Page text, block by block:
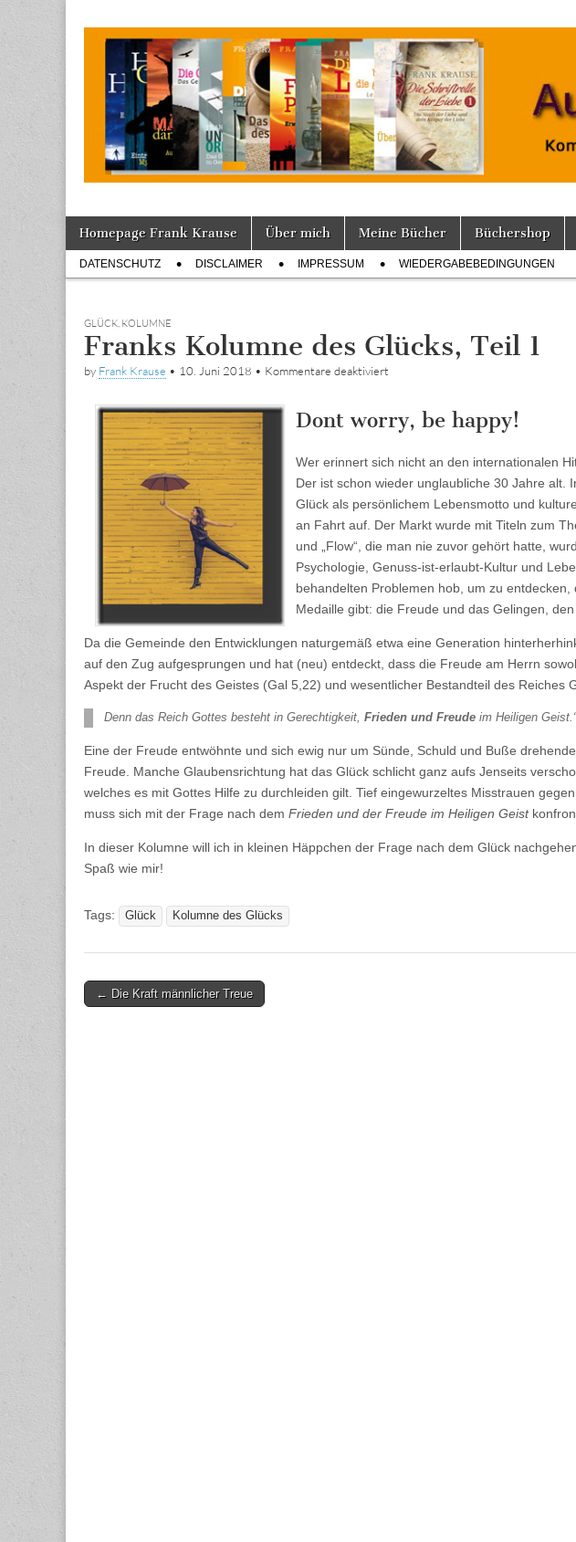
Tagebuch
Main
menu
Skip
content
Homepage Frank Krause Über mich Meine Bücher Büchershop
Sub
menu
DATENSCHUTZ DISCLAIMER IMPRESSUM WIEDERGABEBEDINGUNGEN
GLÜCK, KOLUMNE
Franks Kolumne des Glücks, Teil 1
by Frank Krause • 10. Juni 2018 • Kommentare deaktiviert
Glücks,
1
Dont worry, be happy!
Wer erinnert sich nicht an den internationalen Hit
Der ist schon wieder unglaubliche 30 Jahre alt.
Glück als persönlichem Lebensmotto und
an Fahrt auf. Der Markt wurde mit Titeln zum
und „Flow“, die man nie zuvor gehört hatte,
Psychologie, Genuss-ist-erlaubt-Kultur und
behandelten Problemen hob, um zu
Medaille gibt: die Freude und das Gelingen,
Da die Gemeinde den Entwicklungen naturgemäß etwa eine Generation
auf den Zug aufgesprungen und hat (neu) entdeckt, dass die Freude am Herrn
Aspekt der Frucht des Geistes (Gal 5,22) und wesentlicher Bestandteil des Reiches
Denn das Reich Gottes besteht in Gerechtigkeit, Frieden und Freude im Heiligen Geist.“
Eine der Freude entwöhnte und sich ewig nur um Sünde, Schuld und Buße
Freude. Manche Glaubensrichtung hat das Glück schlicht ganz aufs Jenseits
welches es mit Gottes Hilfe zu durchleiden gilt. Tief eingewurzeltes Misstrauen
muss sich mit der Frage nach dem Frieden und der Freude im Heiligen Geist
In dieser Kolumne will ich in kleinen Häppchen der Frage nach dem Glück
Spaß wie mir!
Tags: Glück Kolumne des Glücks
Post
← Die Kraft männlicher Treue